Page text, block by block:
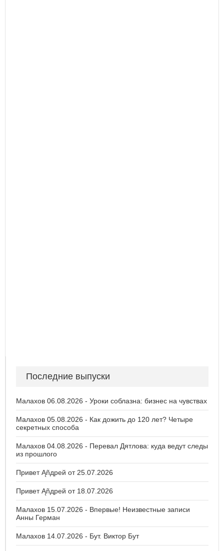
Последние выпуски
Малахов 06.08.2026 - Уроки соблазна: бизнес на чувствах
Малахов 05.08.2026 - Как дожить до 120 лет? Четыре
секретных способа
Малахов 04.08.2026 - Перевал Дятлова: куда ведут следы
из прошлого
Привет Ąñдpей от 25.07.2026
Привет Ąñдpей от 18.07.2026
Малахов 15.07.2026 - Впервые! Неизвестные записи
Анны Герман
Малахов 14.07.2026 - Бут. Виктор Бут